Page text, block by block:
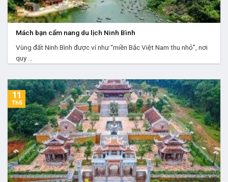
Mách bạn cẩm nang du lịch Ninh Bình
Vùng đất Ninh Bình được ví như “miền Bắc Việt Nam thu nhỏ”, nơi
quy ...
11
Th5